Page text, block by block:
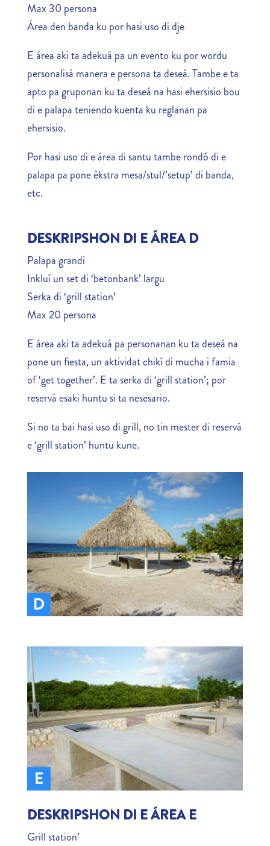
Max 30 persona
Área den banda ku por hasi uso di dje
E área aki ta adekuá pa un evento ku por wordu
personalisá manera e persona ta deseá. Tambe e ta
apto pa gruponan ku ta deseá na hasi ehersisio bou
di e palapa teniendo kuenta ku reglanan pa
ehersisio.
Por hasi uso di e área di santu tambe rondó di e
palapa pa pone èkstra mesa/stul/’setup’ di banda,
etc.
DESKRIPSHON DI E ÁREA D
Palapa grandi
Inkluí un set di ‘betonbank’ largu
Serka di ‘grill station’
Max 20 persona
E área aki ta adekuá pa personanan ku ta deseá na
pone un fiesta, un aktividat chikí di mucha i famia
of ‘get together’. E ta serka di ‘grill station’; por
reservá esaki huntu si ta nesesario.
Si no ta bai hasi uso di grill, no tin mester di reservá
e ‘grill station’ huntu kune.
DESKRIPSHON DI E ÁREA E
Grill station’